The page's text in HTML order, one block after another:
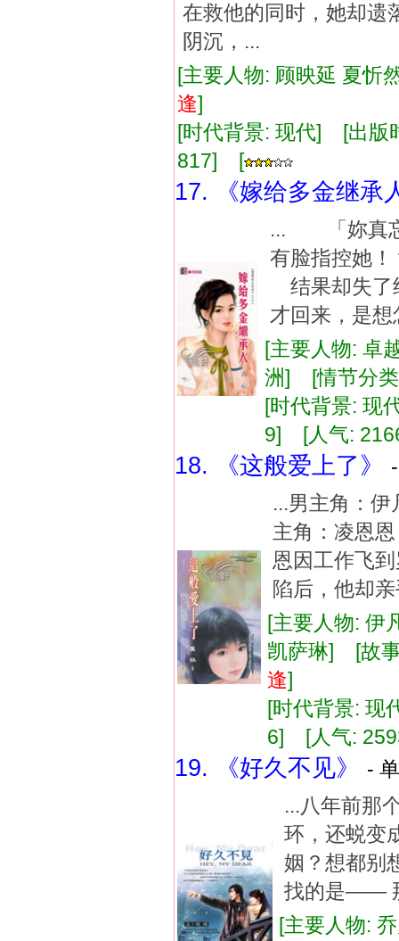
在救他的同时，她却
阴沉，...
[主要人物: 顾映延 夏
逢]
[时代背景: 现代] [出
817] [
17. 《嫁给多金继承
... 「妳真
有脸指控她
结果却失
才回来，是
[主要人物: 卓
洲] [情节分
[时代背景: 现
9] [人气:
18. 《这般爱上了》
...男主角：
主角：凌恩
恩因工作飞
陷后，他却
[主要人物: 伊
凯萨琳] [故
逢]
[时代背景:
6] [人气:
19. 《好久不见》
-
...八年前那
环，还蜕变
姻？想都别
找的是——
[主要人物: